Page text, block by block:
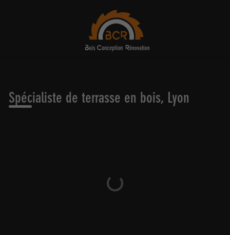
Spécialiste de terrasse en bois, Lyon